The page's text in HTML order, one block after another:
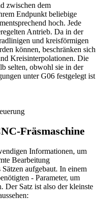
zwischen dem
Endpunkt beliebige
hoch. Jede
Antrieb. Da in der
und kreisförmigen
können, beschränken sich
Kreisinterpolationen. Die
selten, obwohl sie in der
unter G06 festgelegt ist
Fräsmaschine
Informationen, um
Bearbeitung
aufgebaut. In einem
- Parameter, um
Der Satz ist also der kleinste